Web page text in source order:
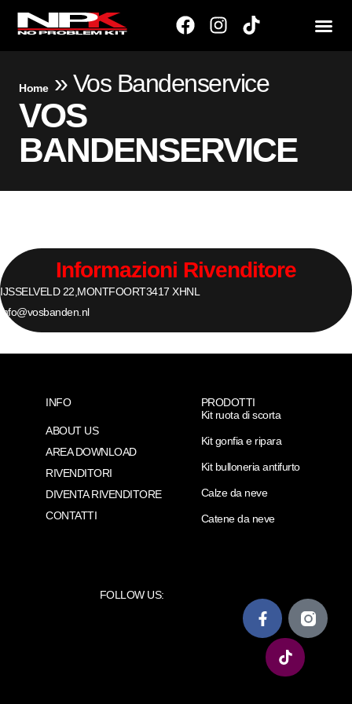
Home»Vos Bandenservice
VOS
BANDENSERVICE
Informazioni Rivenditore
IJSSELVELD 22, MONTFOORT3417 XHNL
info@vosbanden.nl
INFO
ABOUT US
AREA DOWNLOAD
RIVENDITORI
DIVENTA RIVENDITORE
CONTATTI
PRODOTTI
Kit ruota di scorta
Kit gonfia e ripara
Kit bulloneria antifurto
Calze da neve
Catene da neve
FOLLOW US: